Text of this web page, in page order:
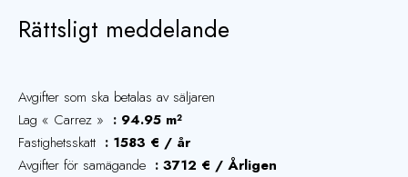
Rättsligt meddelande
Avgifter som ska betalas av säljaren
Lag « Carrez »
94.95 m²
Fastighetsskatt
1583 € / år
Avgifter för samägande
3712 € / Årligen